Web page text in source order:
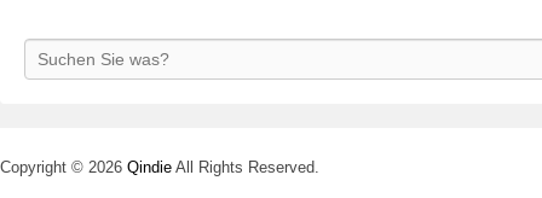
Search
Copyright © 2026 Qindie All Rights Reserved.